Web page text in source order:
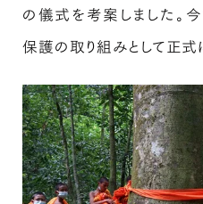
の儀式を考案しました。
保護の取り組みとして正式